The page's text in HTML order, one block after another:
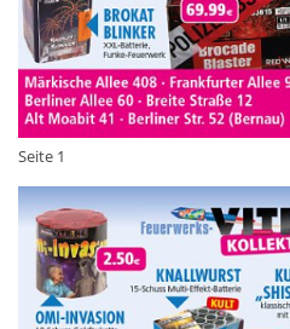
Seite 1